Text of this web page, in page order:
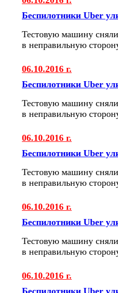
Беспилотники Uber
Тестовую машину
в неправильную
06.10.2016 г.
Беспилотники Uber
Тестовую машину
в неправильную
06.10.2016 г.
Беспилотники Uber
Тестовую машину
в неправильную
06.10.2016 г.
Беспилотники Uber
Тестовую машину
в неправильную
06.10.2016 г.
Беспилотники Uber